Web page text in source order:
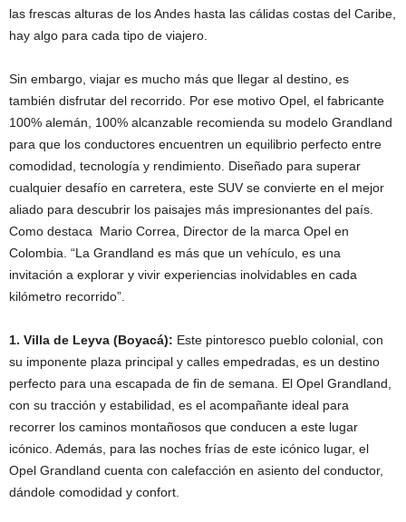
las frescas alturas de los Andes hasta las cálidas costas del Caribe,
hay algo para cada tipo de viajero.
Sin embargo, viajar es mucho más que llegar al destino, es
también disfrutar del recorrido. Por ese motivo Opel, el fabricante
100% alemán, 100% alcanzable recomienda su modelo Grandland
para que los conductores encuentren un equilibrio perfecto entre
comodidad, tecnología y rendimiento. Diseñado para superar
cualquier desafío en carretera, este SUV se convierte en el mejor
aliado para descubrir los paisajes más impresionantes del país.
Como destaca Mario Correa, Director de la marca Opel en
Colombia. “La Grandland es más que un vehículo, es una
invitación a explorar y vivir experiencias inolvidables en cada
kilómetro recorrido”.
1. Villa de Leyva (Boyacá): Este pintoresco pueblo colonial, con
su imponente plaza principal y calles empedradas, es un destino
perfecto para una escapada de fin de semana. El Opel Grandland,
con su tracción y estabilidad, es el acompañante ideal para
recorrer los caminos montañosos que conducen a este lugar
icónico. Además, para las noches frías de este icónico lugar, el
Opel Grandland cuenta con calefacción en asiento del conductor,
dándole comodidad y confort.